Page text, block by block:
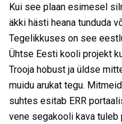
Kui see plaan esimesel
äkki hästi heana tunduda
Tegelikkuses on see
Ühtse Eesti kooli projekt
Trooja hobust ja üldse
muidu arukat tegu.
suhtes esitab ERR
vene segakooli kava tuleb